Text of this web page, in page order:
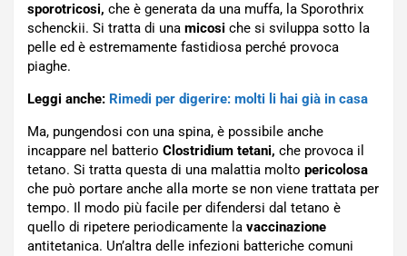
sporotricosi, che è generata da una muffa, la Sporothrix
schenckii. Si tratta di una micosi che si sviluppa sotto la
pelle ed è estremamente fastidiosa perché provoca
piaghe.
Leggi anche: Rimedi per digerire: molti li hai già in casa
Ma, pungendosi con una spina, è possibile anche
incappare nel batterio Clostridium tetani, che provoca il
tetano. Si tratta questa di una malattia molto pericolosa
che può portare anche alla morte se non viene trattata per
tempo. Il modo più facile per difendersi dal tetano è
quello di ripetere periodicamente la vaccinazione
antitetanica. Un’altra delle infezioni batteriche comuni